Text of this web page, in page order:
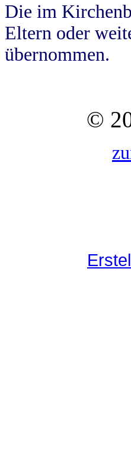
Die im
Eltern oder
übernommen.
©